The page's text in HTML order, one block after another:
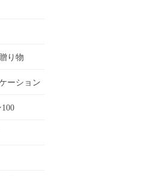
り物
ーション